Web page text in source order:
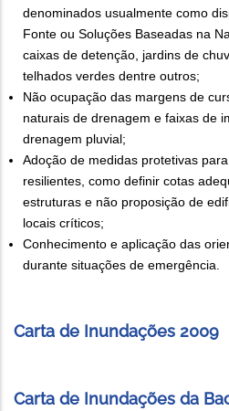
denominados usualmente como
Fonte ou Soluções Baseadas na
caixas de detenção, jardins de
telhados verdes dentre outros;
Não ocupação das margens de
naturais de drenagem e faixas de
drenagem pluvial;
Adoção de medidas protetivas
resilientes, como definir cotas
estruturas e não proposição de
locais críticos;
Conhecimento e aplicação das
durante situações de emergência.
Carta de Inundações 2009
Carta de Inundações da